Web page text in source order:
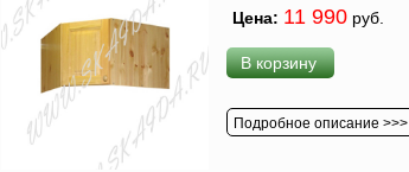
Цена: 11 990руб.
В корзину
Подробное описание >>>